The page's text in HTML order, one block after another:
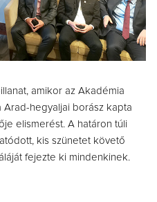
amikor az Akadémia
hegyaljai borász kapta
elismerést. A határon túli
kis szünetet követő
fejezte ki mindenkinek.